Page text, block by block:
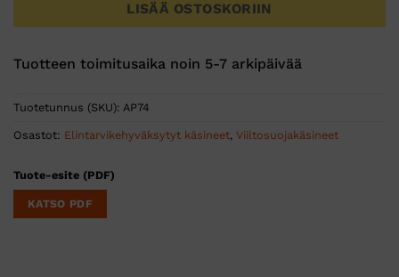
LISÄÄ OSTOSKORIIN
Tuotteen toimitusaika noin 5-7 arkipäivää
Tuotetunnus (SKU): AP74
Osastot: Elintarvikehyväksytyt käsineet, Viiltosuojakäsineet
Tuote-esite (PDF)
KATSO PDF